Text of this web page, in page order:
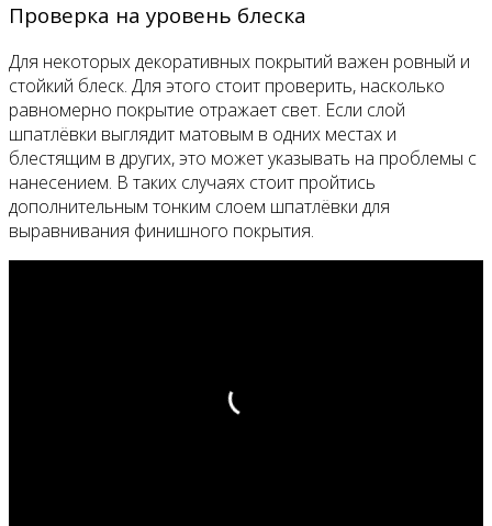
Проверка на уровень блеска
Для некоторых декоративных покрытий важен ровный и
стойкий блеск. Для этого стоит проверить, насколько
равномерно покрытие отражает свет. Если слой
шпатлёвки выглядит матовым в одних местах и
блестящим в других, это может указывать на проблемы с
нанесением. В таких случаях стоит пройтись
дополнительным тонким слоем шпатлёвки для
выравнивания финишного покрытия.